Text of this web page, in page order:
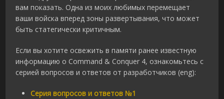
вам показать. Одна из моих любимых перемещает
ваши войска вперед зоны развертывания, что может
быть статегически критичным.
Если вы хотите освежить в памяти ранее известную
информацию о Command & Conquer 4, ознакомьтесь с
серией вопросов и ответов от разработчиков (eng):
Серия вопросов и ответов №1